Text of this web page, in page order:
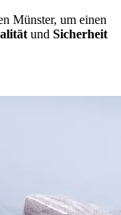
Münster, um einen
und Sicherheit